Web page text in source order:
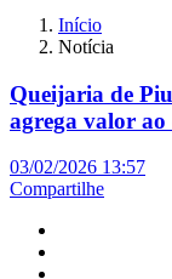
Início
Notícia
Queijaria de
agrega valor
03/02/2026 13:57
Compartilhe